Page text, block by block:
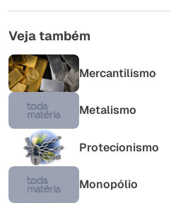
Veja também
Mercantilismo
Metalismo
Protecionismo
Monopólio